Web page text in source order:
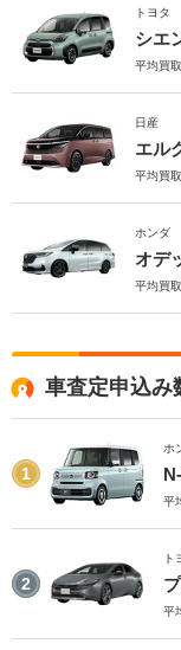
トヨタ
シエ
平均買
日産
エル
平均買
ホンダ
オデ
平均買
車査定申込み
1
ホ
平
2
ト
平